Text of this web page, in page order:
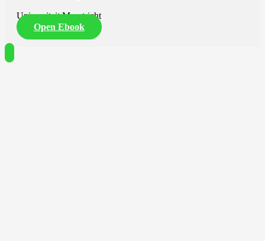
Universiteit Maastricht
Open Ebook